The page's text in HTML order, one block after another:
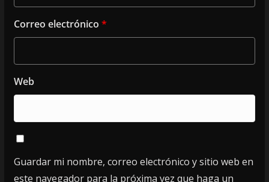
Correo electrónico *
Web
Guardar mi nombre, correo electrónico y sitio web en
este navegador para la próxima vez que haga un